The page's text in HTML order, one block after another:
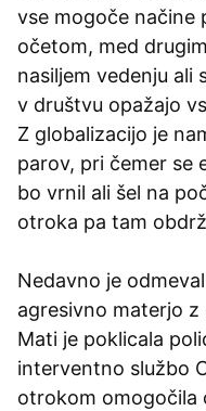
vse mogoče načine
očetom, med
nasiljem vedenju ali
v društvu opažajo
Z globalizacijo je
parov, pri čemer se
bo vrnil ali šel na
otroka pa tam
Nedavno je
agresivno materjo
Mati je poklicala
interventno službo
otrokom omogočila